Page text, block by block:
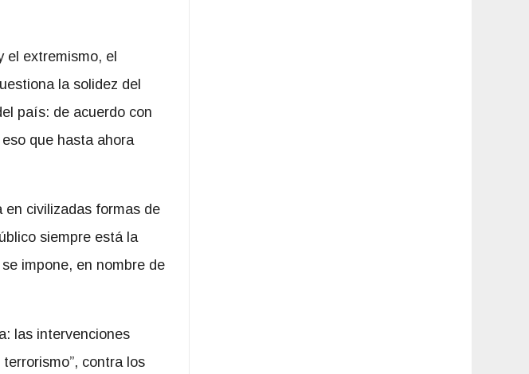
el extremismo, el
la solidez del
país: de acuerdo con
que hasta ahora
en civilizadas formas de
siempre está la
impone, en nombre de
las intervenciones
contra los